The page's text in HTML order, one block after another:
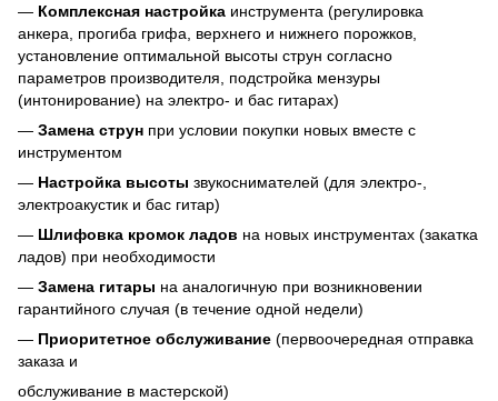
— Комплексная настройка инструмента (регулировка
анкера, прогиба грифа, верхнего и нижнего порожков,
установление оптимальной высоты струн согласно
параметров производителя, подстройка мензуры
(интонирование) на электро- и бас гитарах)
— Замена струн при условии покупки новых вместе с
инструментом
— Настройка высоты звукоснимателей (для электро-,
электроакустик и бас гитар)
— Шлифовка кромок ладов на новых инструментах (закатка
ладов) при необходимости
— Замена гитары на аналогичную при возникновении
гарантийного случая (в течение одной недели)
— Приоритетное обслуживание (первоочередная отправка
заказа и
обслуживание в мастерской)